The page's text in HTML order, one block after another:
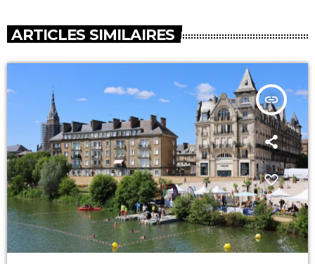
ARTICLES SIMILAIRES
insert_link